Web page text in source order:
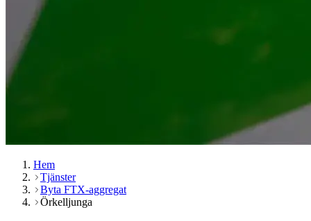
Hem
Tjänster
Byta FTX-aggregat
Örkelljunga